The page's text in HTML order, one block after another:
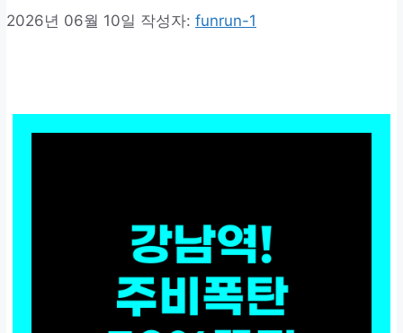
2026년 06월 10일 작성자: funrun-1